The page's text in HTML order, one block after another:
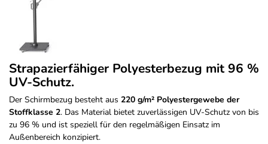
Strapazierfähiger Polyesterbezug mit 96 %
UV-Schutz.
Der Schirmbezug besteht aus 220 g/m² Polyestergewebe der
Stoffklasse 2. Das Material bietet zuverlässigen UV-Schutz von bis
zu 96 % und ist speziell für den regelmäßigen Einsatz im
Außenbereich konzipiert.